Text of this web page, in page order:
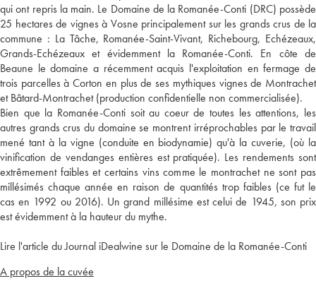
qui ont repris la main. Le Domaine de la Romanée-Conti (DRC) possède
25 hectares de vignes à Vosne principalement sur les grands crus de la
commune : La Tâche, Romanée-Saint-Vivant, Richebourg, Echézeaux,
Grands-Echézeaux et évidemment la Romanée-Conti. En côte de
Beaune le domaine a récemment acquis l'exploitation en fermage de
trois parcelles à Corton en plus de ses mythiques vignes de Montrachet
et Bâtard-Montrachet (production confidentielle non commercialisée).
Bien que la Romanée-Conti soit au coeur de toutes les attentions, les
autres grands crus du domaine se montrent irréprochables par le travail
mené tant à la vigne (conduite en biodynamie) qu'à la cuverie, (où la
vinification de vendanges entières est pratiquée). Les rendements sont
extrêmement faibles et certains vins comme le montrachet ne sont pas
millésimés chaque année en raison de quantités trop faibles (ce fut le
cas en 1992 ou 2016). Un grand millésime est celui de 1945, son prix
est évidemment à la hauteur du mythe.
Lire l'article du Journal iDealwine sur le Domaine de la Romanée-Conti
A propos de la cuvée